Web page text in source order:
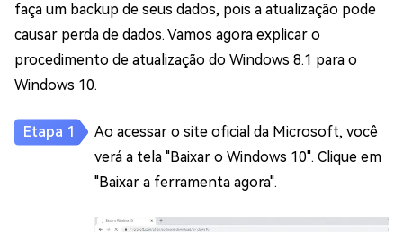
faça um backup de seus dados, pois a atualização pode
causar perda de dados. Vamos agora explicar o
procedimento de atualização do Windows 8.1 para o
Windows 10.
Ao acessar o site oficial da Microsoft, você
verá a tela "Baixar o Windows 10". Clique em
"Baixar a ferramenta agora".